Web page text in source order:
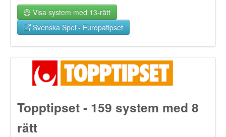
Visa system med 13-rätt
Svenska Spel - Europatipset
Topptipset - 159 system med 8
rätt